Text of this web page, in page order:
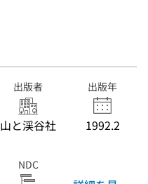
出版者
山と渓谷社
出版年
1992.2
NDC